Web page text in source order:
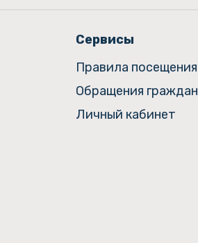
Сервисы
Правила посещения
Обращения граждан
Личный кабинет